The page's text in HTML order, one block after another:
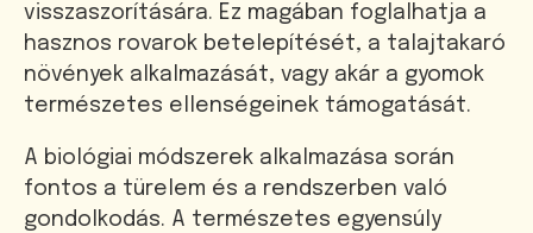
visszaszorítására. Ez magában foglalhatja a
hasznos rovarok betelepítését, a talajtakaró
növények alkalmazását, vagy akár a gyomok
természetes ellenségeinek támogatását.
A biológiai módszerek alkalmazása során
fontos a türelem és a rendszerben való
gondolkodás. A természetes egyensúly